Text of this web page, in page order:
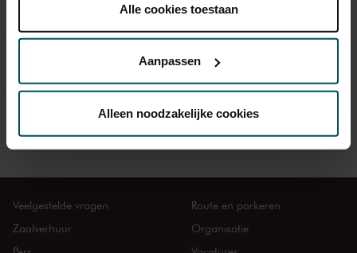
Lees onze cookieverklaring hier. Lees onze
Via decookieverklaringop onze website kunt u uw
kunnen ontvangen en verwerken.
Alle cookies toestaan
Aanpassen
Alleen noodzakelijke cookies
Nationale Opera
Vioolconcert van Brahms door meesterviolist
Gordan Nikolić
Griegs Pianoconcert met Alexander Gavrylyuk
Veelgestelde vragen
Zaalverhuur
Route en parkeren
Organisatie